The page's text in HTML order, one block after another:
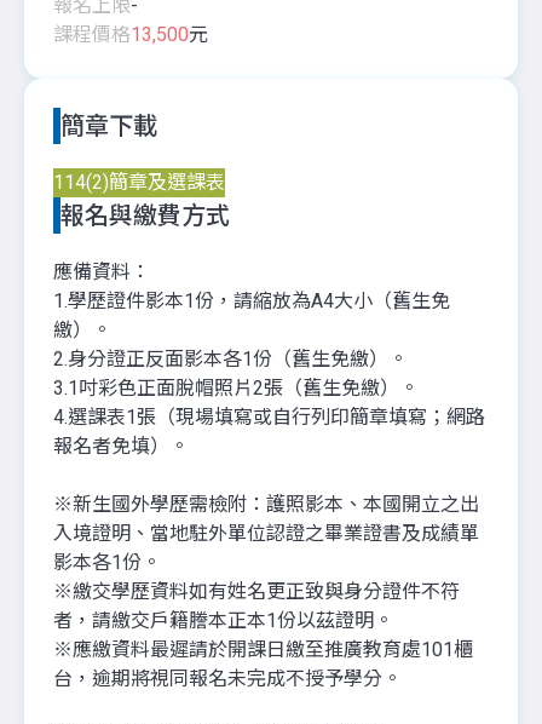
報名上限-
課程價格13,500元
簡章下載
114(2)簡章及選課表
報名與繳費方式
應備資料：
1.學歷證件影本1份，請縮放為A4大小（舊生免
繳）。
2.身分證正反面影本各1份（舊生免繳）。
3.1吋彩色正面脫帽照片2張（舊生免繳）。
4.選課表1張（現場填寫或自行列印簡章填寫；網路
報名者免填）。
※新生國外學歷需檢附：護照影本、本國開立之出
入境證明、當地駐外單位認證之畢業證書及成績單
影本各1份。
※繳交學歷資料如有姓名更正致與身分證件不符
者，請繳交戶籍謄本正本1份以茲證明。
※應繳資料最遲請於開課日繳至推廣教育處101櫃
台，逾期將視同報名未完成不授予學分。